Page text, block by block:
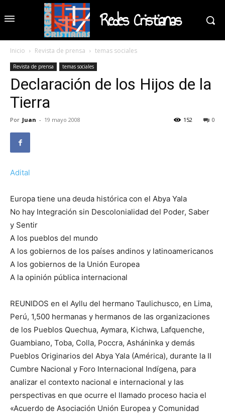
Redes Cristianas
Inicio Revista de prensa temas sociales
Revista de prensa temas sociales
Declaración de los Hijos de la
Tierra
Por Juan - 19 mayo 2008 0
152
Adital
Europa tiene una deuda histórica con el Abya Yala
No hay Integración sin Descolonialidad del Poder, Saber
y Sentir
A los pueblos del mundo
A los gobiernos de los países andinos y latinoamericanos
A los gobiernos de la Unión Europea
A la opinión pública internacional
REUNIDOS en el Ayllu del hermano Taulichusco, en Lima,
Perú, 1,500 hermanas y hermanos de las organizaciones
de los Pueblos Quechua, Aymara, Kichwa, Lafquenche,
Guambiano, Toba, Colla, Poccra, Asháninka y demás
Pueblos Originarios del Abya Yala (América), durante la II
Cumbre Nacional y Foro Internacional Indígena, para
analizar el contexto nacional e internacional y las
perspectivas en que ocurre el llamado proceso hacia el
«Acuerdo de Asociación Unión Europea y Comunidad